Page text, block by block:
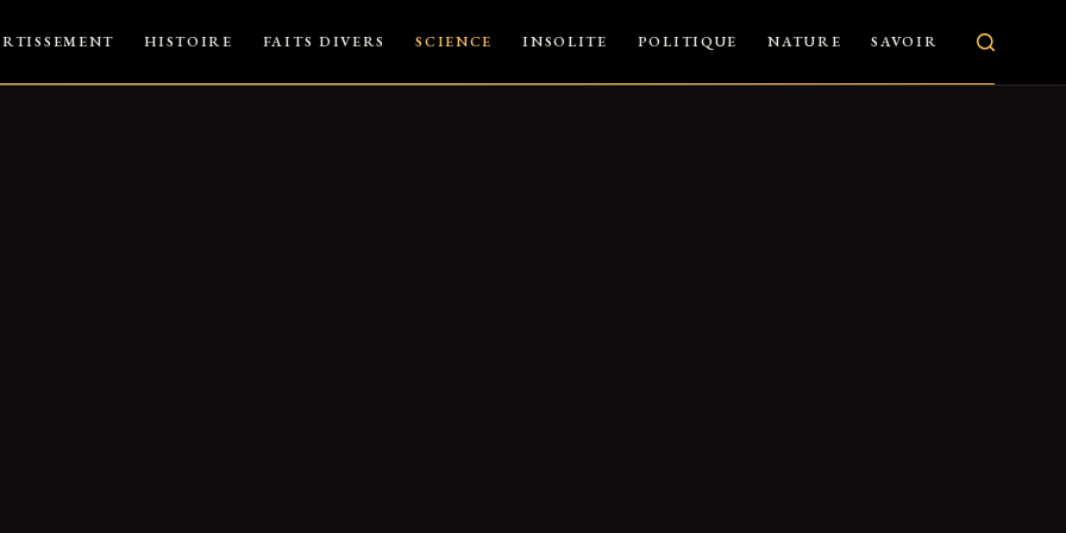
HISTOIRE FAITS DIVERS SCIENCE INSOLITE POLITIQUE NATURE SAVOIR